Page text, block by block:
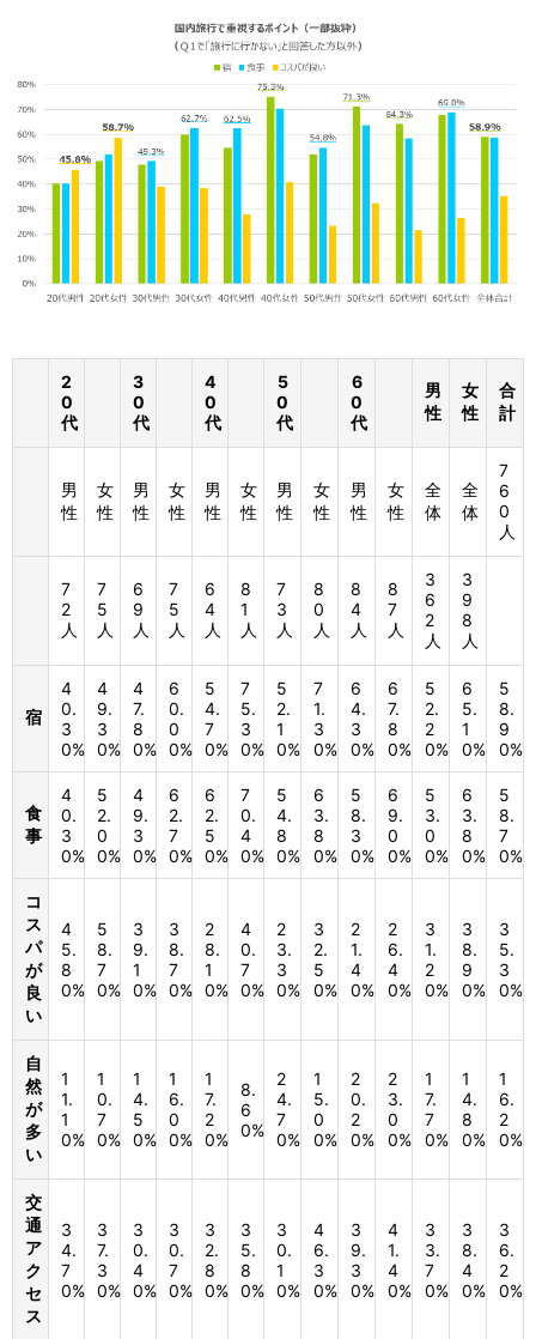
2
0
代
3
0
代
4
0
代
5
0
代
6
0
代
男
性
女
性
合
計
男
性
女
性
男
性
女
性
男
性
女
性
男
性
女
性
男
性
女
性
全
体
全
体
7
6
0
人
7
2
人
7
5
人
6
9
人
7
5
人
6
4
人
8
1
人
7
3
人
8
0
人
8
4
人
8
7
人
3
6
2
人
3
9
8
人
宿
4
0.
3
0%
4
9.
3
0%
4
7.
8
0%
6
0.
0
0%
5
4.
7
0%
7
5.
3
0%
5
2.
1
0%
7
1.
3
0%
6
4.
3
0%
6
7.
8
0%
5
2.
2
0%
6
5.
1
0%
5
8.
9
0%
食
事
4
0.
3
0%
5
2.
0
0%
4
9.
3
0%
6
2.
7
0%
6
2.
5
0%
7
0.
4
0%
5
4.
8
0%
6
3.
8
0%
5
8.
3
0%
6
9.
0
0%
5
3.
0
0%
6
3.
8
0%
5
8.
7
0%
コ
ス
パ
が
良
い
4
5.
8
0%
5
8.
7
0%
3
9.
1
0%
3
8.
7
0%
2
8.
1
0%
4
0.
7
0%
2
3.
3
0%
3
2.
5
0%
2
1.
4
0%
2
6.
4
0%
3
1.
2
0%
3
8.
9
0%
3
5.
3
0%
自
然
が
多
い
1
1.
1
0%
1
0.
7
0%
1
4.
5
0%
1
6.
0
0%
1
7.
2
0%
8.
6
0%
2
4.
7
0%
1
5.
0
0%
2
0.
2
0%
2
3.
0
0%
1
7.
7
0%
1
4.
8
0%
1
6.
2
0%
交
通
ア
ク
セ
ス
3
4.
7
0%
3
7.
3
0%
3
0.
4
0%
3
0.
7
0%
3
2.
8
0%
3
5.
8
0%
3
0.
1
0%
4
6.
3
0%
3
9.
3
0%
4
1.
4
0%
3
3.
7
0%
3
8.
4
0%
3
6.
2
0%